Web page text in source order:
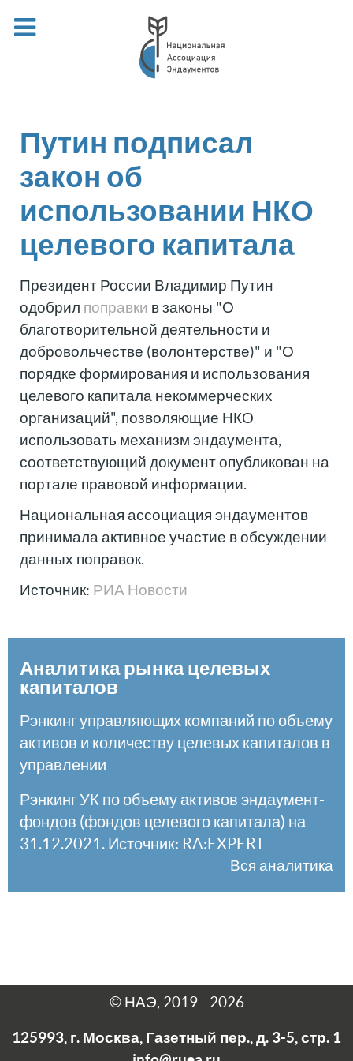
Путин подписал
закон об
использовании НКО
целевого капитала
Президент России Владимир Путин
одобрил поправки в законы "О
благотворительной деятельности и
добровольчестве (волонтерстве)" и "О
порядке формирования и использования
целевого капитала некоммерческих
организаций", позволяющие НКО
использовать механизм эндаумента,
соответствующий документ опубликован на
портале правовой информации.
Национальная ассоциация эндаументов
принимала активное участие в обсуждении
данных поправок.
Источник: РИА Новости
Аналитика рынка целевых
капиталов
Рэнкинг управляющих компаний по объему
активов и количеству целевых капиталов в
управлении
Рэнкинг УК по объему активов эндаумент-
фондов (фондов целевого капитала) на
31.12.2021. Источник: RA:EXPERT
Вся аналитика
© НАЭ, 2019 - 2026
125993, г. Москва, Газетный пер., д. 3-5, стр. 1